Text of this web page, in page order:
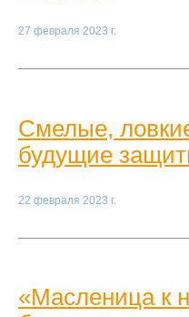
27 февраля 2023 г.
Смелые,
будущие
22 февраля 2023 г.
«Масленица к